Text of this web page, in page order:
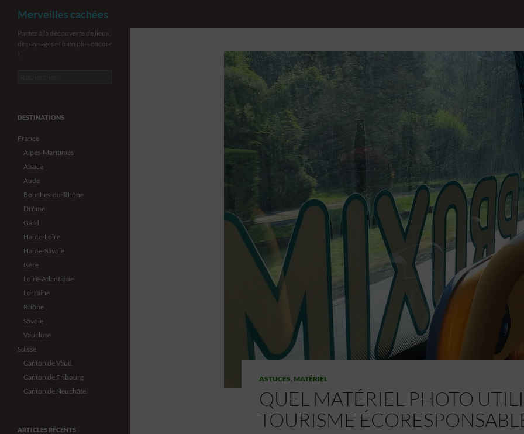
Aller
Merveilles cachées
ASTUCES, MATÉRIEL
QUEL MATÉRIEL PHOTO
TOURISME
Partez à la découverte de lieux,
de paysages et bien plus encore
!
DESTINATIONS
France
Alpes-Maritimes
Alsace
Aude
Bouches-du-Rhône
Drôme
Gard
Haute-Loire
Haute-Savoie
Isère
Loire-Atlantique
Lorraine
Rhône
Savoie
Vaucluse
Suisse
Canton de Vaud
Canton de Fribourg
Canton de Neuchâtel
ARTICLES RÉCENTS